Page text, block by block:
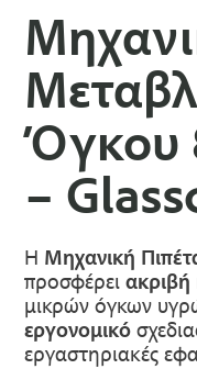
Όγκου
–
Η Μηχανική
προσφέρειακριβή
μικρών όγκων
εργονομικό
εργαστηριακές